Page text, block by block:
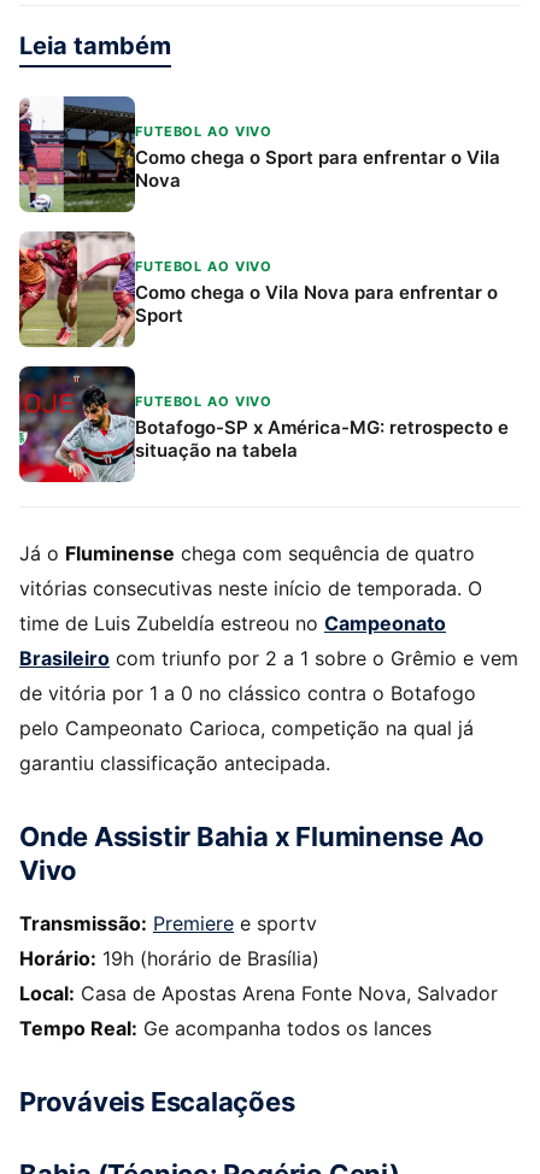
Leia também
FUTEBOL AO VIVO
Como chega o Sport para enfrentar o Vila
Nova
FUTEBOL AO VIVO
Como chega o Vila Nova para enfrentar o
Sport
FUTEBOL AO VIVO
Botafogo-SP x América-MG: retrospecto e
situação na tabela
Já o Fluminense chega com sequência de quatro
vitórias consecutivas neste início de temporada. O
time de Luis Zubeldía estreou no Campeonato
Brasileiro com triunfo por 2 a 1 sobre o Grêmio e vem
de vitória por 1 a 0 no clássico contra o Botafogo
pelo Campeonato Carioca, competição na qual já
garantiu classificação antecipada.
Onde Assistir Bahia x Fluminense Ao
Vivo
Transmissão: Premiere e sportv
Horário: 19h (horário de Brasília)
Local: Casa de Apostas Arena Fonte Nova, Salvador
Tempo Real: Ge acompanha todos os lances
Prováveis Escalações